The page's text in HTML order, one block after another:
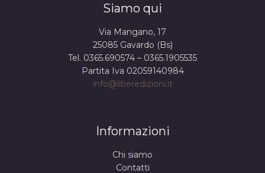
Siamo qui
Via Mangano, 17
25085 Gavardo (Bs)
Tel. 0365.690574 – 0365.1905535
Partita Iva 02059140984
info@liberedizioni.it
Informazioni
Chi siamo
Contatti